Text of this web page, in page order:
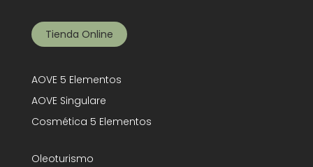
Tienda Online
AOVE 5 Elementos
AOVE Singulare
Cosmética 5 Elementos
Oleoturismo